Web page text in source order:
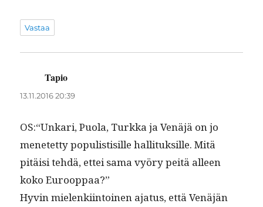
Vastaa
Tapio
13.11.2016 20:39
OS:“Unkari, Puo­la, Turk­ka ja Venäjä on jo
menetet­ty pop­ulis­tisille hal­li­tuk­sille. Mitä
pitäisi tehdä, ettei sama vyöry peitä alleen
koko Eurooppaa?”
Hyvin mie­lenki­in­toinen aja­tus, että Venäjän